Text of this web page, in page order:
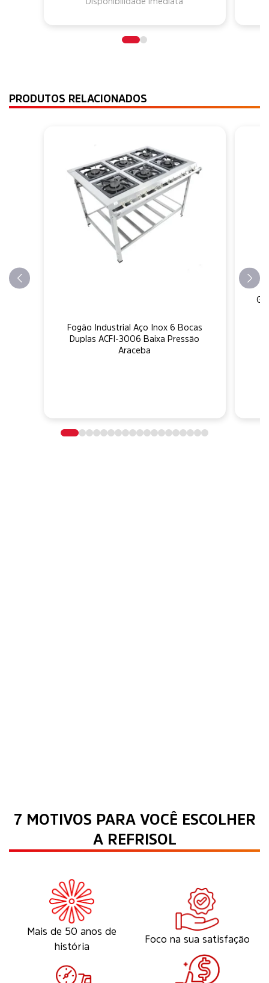
PRODUTOS RELACIONADOS
Fogão Industrial Aço Inox 6 Bocas
Duplas ACFI-3006 Baixa Pressão
Araceba
7 MOTIVOS PARA VOCÊ ESCOLHER
A REFRISOL
Mais de 50 anos de
história
Foco na sua satisfação